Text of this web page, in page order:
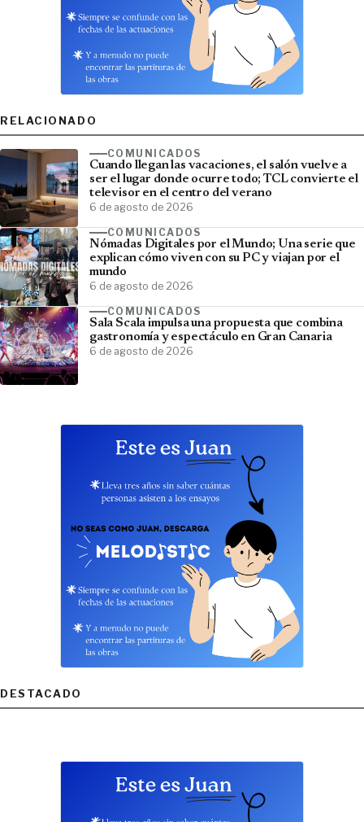
RELACIONADO
COMUNICADOS
Cuando llegan las vacaciones, el salón vuelve a
ser el lugar donde ocurre todo; TCL convierte el
televisor en el centro del verano
6 de agosto de 2026
COMUNICADOS
Nómadas Digitales por el Mundo; Una serie que
explican cómo viven con su PC y viajan por el
mundo
6 de agosto de 2026
COMUNICADOS
Sala Scala impulsa una propuesta que combina
gastronomía y espectáculo en Gran Canaria
6 de agosto de 2026
DESTACADO